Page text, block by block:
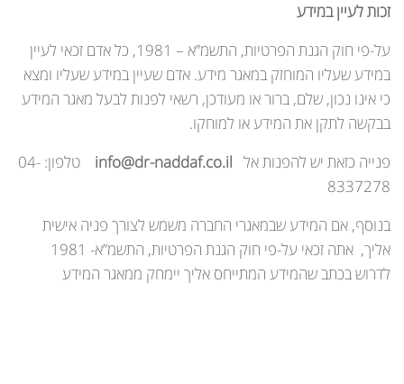
זכות לעיין במידע
על-פי חוק הגנת הפרטיות, התשמ”א – 1981, כל אדם זכאי לעיין
במידע שעליו המוחזק במאגר מידע. אדם שעיין במידע שעליו ומצא
כי אינו נכון, שלם, ברור או מעודכן, רשאי לפנות לבעל מאגר המידע
בבקשה לתקן את המידע או למוחקו.
פנייה כזאת יש להפנות אל info@dr-naddaf.co.il
טלפון: 04-
8337278
בנוסף, אם המידע שבמאגרי החברה משמש לצורך פניה אישית
אליך, אתה זכאי על-פי חוק הגנת הפרטיות, התשמ”א- 1981
לדרוש בכתב שהמידע המתייחס אליך יימחק ממאגר המידע